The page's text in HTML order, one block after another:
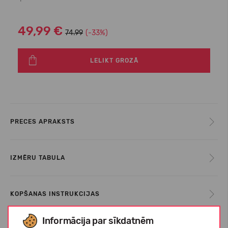
Informācija par sīkdatnēm
49,99 € 74.99 (-33%)
LELIKT GROZĀ
PRECES APRAKSTS
IZMĒRU TABULA
KOPŠANAS INSTRUKCIJAS